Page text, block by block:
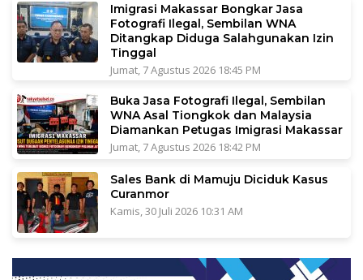
Imigrasi Makassar Bongkar Jasa
Fotografi Ilegal, Sembilan WNA
Ditangkap Diduga Salahgunakan Izin
Tinggal
Jumat, 7 Agustus 2026 18:45 PM
Buka Jasa Fotografi Ilegal, Sembilan
WNA Asal Tiongkok dan Malaysia
Diamankan Petugas Imigrasi Makassar
Jumat, 7 Agustus 2026 18:42 PM
Sales Bank di Mamuju Diciduk Kasus
Curanmor
Kamis, 30 Juli 2026 10:31 AM